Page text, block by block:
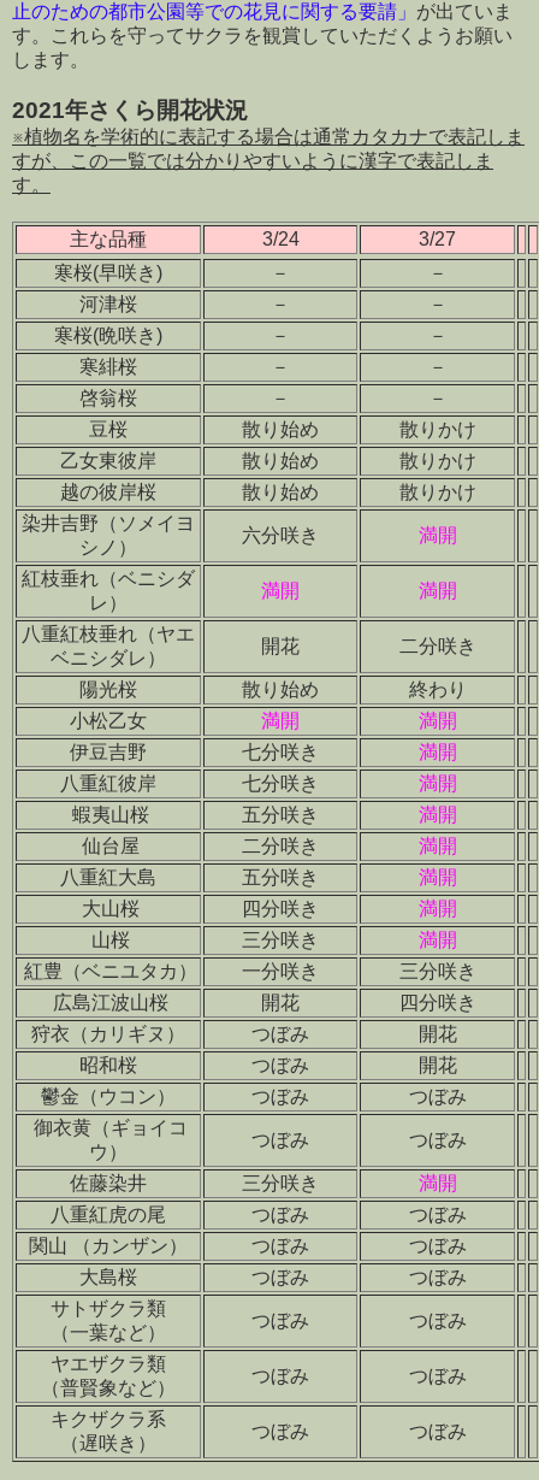
止のための都市公園等での花見に関する要請」 が出ていま
す。これらを守ってサクラを観賞していただくようお願い
します。
2021年さくら開花状況
※植物名を学術的に表記する場合は通常カタカナで表記しま
すが、この一覧では分かりやすいように漢字で表記しま
す。
主な品種 3/24
3/27
寒桜(早咲き)
－
－
河津桜
－
－
寒桜(晩咲き)
－
－
寒緋桜
－
－
啓翁桜
－
－
豆桜
散り始め
散りかけ
乙女東彼岸
散り始め
散りかけ
越の彼岸桜
散り始め
散りかけ
染井吉野（ソメイヨ
シノ）
六分咲き 満開
紅枝垂れ（ベニシダ
レ）
満開 満開
八重紅枝垂れ（ヤエ
ベニシダレ）
開花 二分咲き
陽光桜 散り始め
終わり
小松乙女
満開
満開
伊豆吉野
七分咲き
満開
八重紅彼岸
七分咲き
満開
蝦夷山桜
五分咲き
満開
仙台屋
二分咲き
満開
八重紅大島
五分咲き
満開
大山桜
四分咲き
満開
山桜
三分咲き
満開
紅豊（ベニユタカ）
一分咲き
三分咲き
広島江波山桜
開花
四分咲き
狩衣（カリギヌ）
つぼみ
開花
昭和桜
つぼみ
開花
鬱金（ウコン）
つぼみ
つぼみ
御衣黄（ギョイコ
ウ）
つぼみ つぼみ
佐藤染井 三分咲き
満開
八重紅虎の尾
つぼみ
つぼみ
関山 （カンザン）
つぼみ
つぼみ
大島桜
つぼみ
つぼみ
サトザクラ類
（一葉など）
つぼみ つぼみ
ヤエザクラ類
（普賢象など）
つぼみ つぼみ
キクザクラ系
（遅咲き）
つぼみ つぼみ